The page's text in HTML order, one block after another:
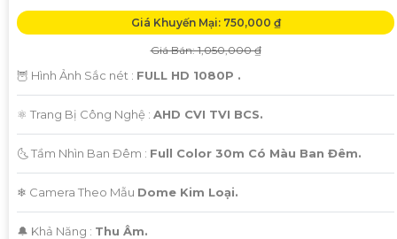
Giá Khuyến Mại: 750,000 ₫
Giá Bán: 1,050,000 ₫
🦉 Hình Ảnh Sắc nét : FULL HD 1080P .
⚛️ Trang Bị Công Nghệ : AHD CVI TVI BCS.
🌜 Tầm Nhìn Ban Đêm : Full Color 30m Có Màu Ban Đêm.
❄ Camera Theo Mẫu Dome Kim Loại.
️🔔 Khả Năng : Thu Âm.